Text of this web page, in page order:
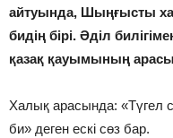
айтуында, Шыңғысты
бидің бірі. Әділ
қазақ қауымының
Халық арасында: «Түгел
би» деген ескі сөз бар.